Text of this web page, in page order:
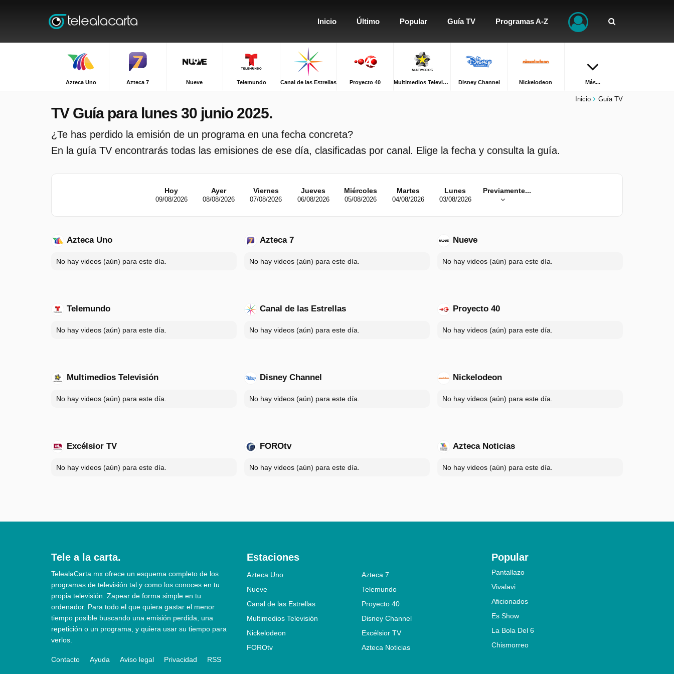
Inicio Último Popular Guía TV Programas A-Z
Azteca Uno Azteca 7 Nueve Telemundo Canal de las Estrellas Proyecto 40 Multimedios Televisión Disney Channel Nickelodeon Más...
Inicio Guía TV
TV Guía para lunes 30 junio 2025.
¿Te has perdido la emisión de un programa en una fecha concreta?
En la guía TV encontrarás todas las emisiones de ese día, clasificadas por canal. Elige la fecha y consulta la guía.
Hoy
09/08/2026
Ayer
08/08/2026
Viernes
07/08/2026
Jueves
06/08/2026
Miércoles
05/08/2026
Martes
04/08/2026
Lunes
03/08/2026
Previamente...
Azteca Uno
No hay videos (aún) para este día.
Azteca 7
No hay videos (aún) para este día.
Nueve
No hay videos (aún) para este día.
Telemundo
No hay videos (aún) para este día.
Canal de las Estrellas
No hay videos (aún) para este día.
Proyecto 40
No hay videos (aún) para este día.
Multimedios Televisión
No hay videos (aún) para este día.
Disney Channel
No hay videos (aún) para este día.
Nickelodeon
No hay videos (aún) para este día.
Excélsior TV
No hay videos (aún) para este día.
FOROtv
No hay videos (aún) para este día.
Azteca Noticias
No hay videos (aún) para este día.
Tele a la carta.
TelealaCarta.mx ofrece un esquema completo de los
programas de televisión tal y como los conoces en tu
propia televisión. Zapear de forma simple en tu
ordenador. Para todo el que quiera gastar el menor
tiempo posible buscando una emisión perdida, una
repetición o un programa, y quiera usar su tiempo para
verlos.
Contacto Ayuda Aviso legal Privacidad RSS
Estaciones
Azteca Uno
Azteca 7
Nueve
Telemundo
Canal de las Estrellas
Proyecto 40
Multimedios Televisión
Disney Channel
Nickelodeon
Excélsior TV
FOROtv
Azteca Noticias
Popular
Pantallazo
Vivalavi
Aficionados
Es Show
La Bola Del 6
Chismorreo